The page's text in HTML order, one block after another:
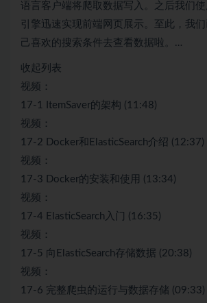
语言客户端将爬取数据写入。之后我们
引擎迅速实现前端网页展示。至此，我们
己喜欢的搜索条件去查看数据啦。…
收起列表
视频：
17-1 ItemSaver的架构 (11:48)
视频：
17-2 Docker和ElasticSearch介绍 (12:37)
视频：
17-3 Docker的安装和使用 (13:34)
视频：
17-4 ElasticSearch入门 (16:35)
视频：
17-5 向ElasticSearch存储数据 (20:38)
视频：
17-6 完整爬虫的运行与数据存储 (09:33)